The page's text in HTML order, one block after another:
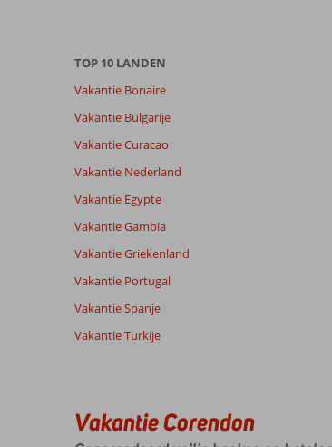
over
onze
beoordelingen.
Totale score
Gebaseerd op:
179,1
Uitstekend
Ervaringen
van onze
klanten
Taal
Anoniem
Pamucak:
top
Ligging 9
Service
9
TOP 10 LANDEN
Vakantie Bonaire
Vakantie Bulgarije
Vakantie Curacao
Vakantie Nederland
Vakantie Egypte
Vakantie Gambia
Vakantie Griekenland
Vakantie Portugal
Vakantie Spanje
Vakantie Turkije
Vakantie Corendon